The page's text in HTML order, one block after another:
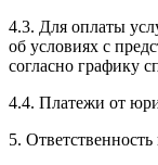
4.3. Для оплаты
об условиях с
согласно графику
4.4. Платежи от
5.